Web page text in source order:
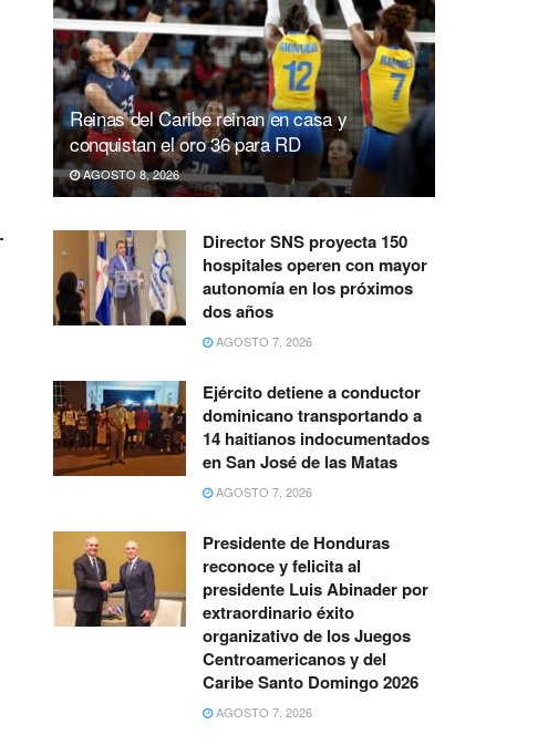
Reinas del Caribe reinan en casa y
conquistan el oro 36 para RD
AGOSTO 8, 2026
Director SNS proyecta 150
hospitales operen con mayor
autonomía en los próximos
dos años
AGOSTO 7, 2026
Ejército detiene a conductor
dominicano transportando a
14 haitianos indocumentados
en San José de las Matas
AGOSTO 7, 2026
Presidente de Honduras
reconoce y felicita al
presidente Luis Abinader por
extraordinario éxito
organizativo de los Juegos
Centroamericanos y del
Caribe Santo Domingo 2026
AGOSTO 7, 2026